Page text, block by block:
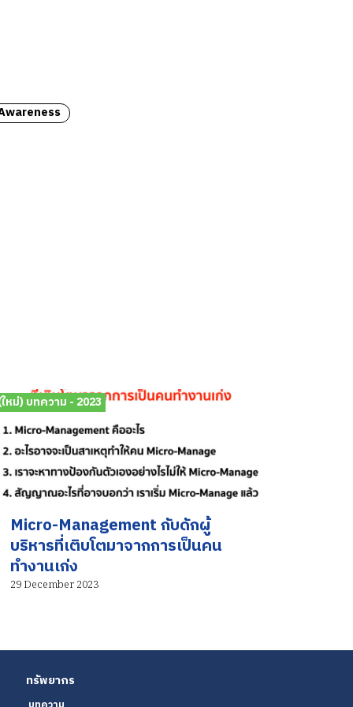
หม่) บทความ - 2023
Micro-Management กับดักผู้
บริหารที่เติบโตมาจากการเป็นคน
ทำงานเก่ง
29 December 2023
ทรัพยากร